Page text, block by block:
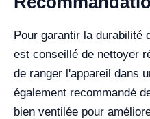
Pour garantir la durabilité
est conseillé de nettoyer
de ranger l'appareil dans
également recommandé
bien ventilée pour